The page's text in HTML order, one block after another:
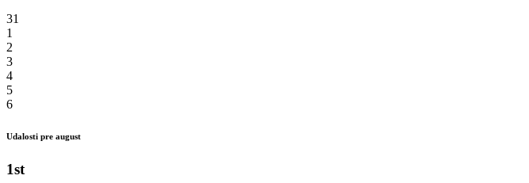
31
1
2
3
4
5
6
Udalosti pre august
1st